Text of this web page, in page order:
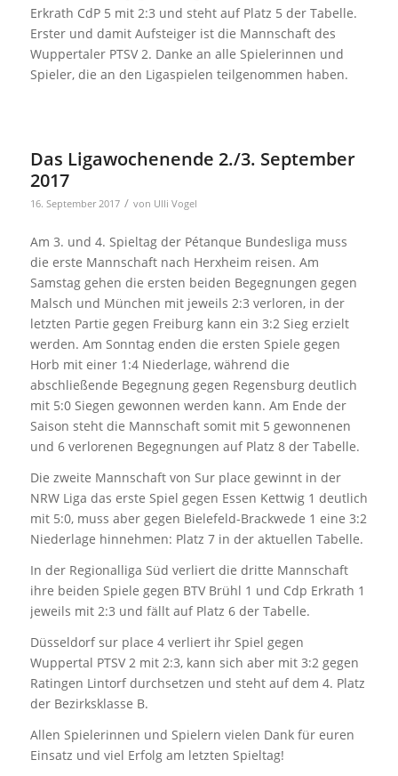
Erkrath CdP 5 mit 2:3 und steht auf Platz 5 der Tabelle.
Erster und damit Aufsteiger ist die Mannschaft des
Wuppertaler PTSV 2. Danke an alle Spielerinnen und
Spieler, die an den Ligaspielen teilgenommen haben.
Das Ligawochenende 2./3. September
2017
16. September 2017 / von Ulli Vogel
Am 3. und 4. Spieltag der Pétanque Bundesliga muss
die erste Mannschaft nach Herxheim reisen. Am
Samstag gehen die ersten beiden Begegnungen gegen
Malsch und München mit jeweils 2:3 verloren, in der
letzten Partie gegen Freiburg kann ein 3:2 Sieg erzielt
werden. Am Sonntag enden die ersten Spiele gegen
Horb mit einer 1:4 Niederlage, während die
abschließende Begegnung gegen Regensburg deutlich
mit 5:0 Siegen gewonnen werden kann. Am Ende der
Saison steht die Mannschaft somit mit 5 gewonnenen
und 6 verlorenen Begegnungen auf Platz 8 der Tabelle.
Die zweite Mannschaft von Sur place gewinnt in der
NRW Liga das erste Spiel gegen Essen Kettwig 1 deutlich
mit 5:0, muss aber gegen Bielefeld-Brackwede 1 eine 3:2
Niederlage hinnehmen: Platz 7 in der aktuellen Tabelle.
In der Regionalliga Süd verliert die dritte Mannschaft
ihre beiden Spiele gegen BTV Brühl 1 und Cdp Erkrath 1
jeweils mit 2:3 und fällt auf Platz 6 der Tabelle.
Düsseldorf sur place 4 verliert ihr Spiel gegen
Wuppertal PTSV 2 mit 2:3, kann sich aber mit 3:2 gegen
Ratingen Lintorf durchsetzen und steht auf dem 4. Platz
der Bezirksklasse B.
Allen Spielerinnen und Spielern vielen Dank für euren
Einsatz und viel Erfolg am letzten Spieltag!